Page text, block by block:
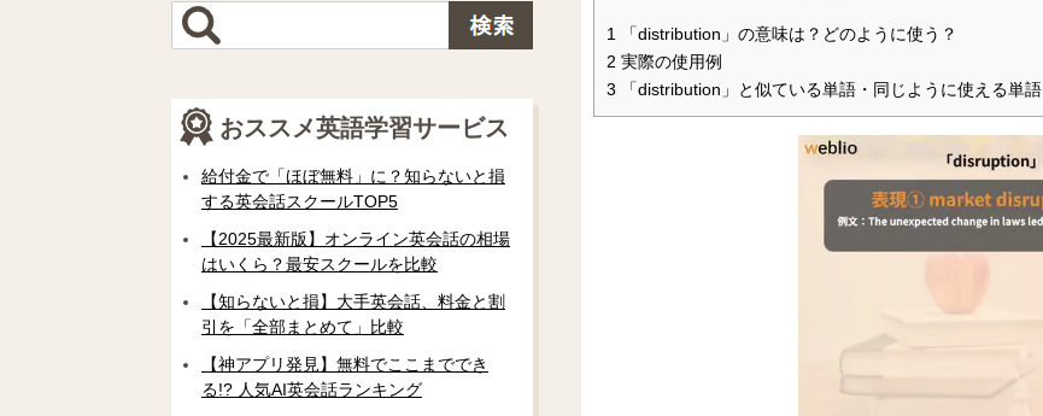
1 「distribution」の意味は？どのように使う？
2 実際の使用例
3 「distribution」と似ている単語・同じように使える単語
おススメ英語学習サービス
給付金で「ほぼ無料」に？知らないと損
する英会話スクールTOP5
【2025最新版】オンライン英会話の相場
はいくら？最安スクールを比較
【知らないと損】大手英会話、料金と割
引を「全部まとめて」比較
【神アプリ発見】無料でここまででき
る!? 人気AI英会話ランキング